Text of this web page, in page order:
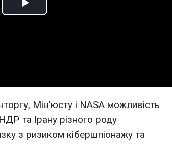
Play
Мін'юсту і NASA можливість
та Ірану різного роду
з ризиком кібершпіонажу та